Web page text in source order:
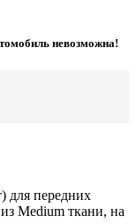
невозможна!
для передних
Medium ткани, на